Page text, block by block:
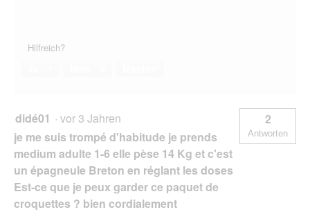
Hilfreich?
didé01 · vor 3 Jahren
je me suis trompé d'habitude je prends
medium adulte 1-6 elle pèse 14 Kg et c'est
un épagneule Breton en réglant les doses
Est-ce que je peux garder ce paquet de
croquettes ? bien cordialement
2
Antworten